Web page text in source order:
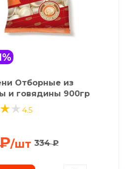
%
Отборные из
и говядины 900гр
4.5
₽/шт 334₽